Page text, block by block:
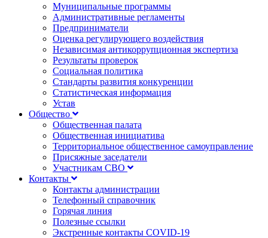
Муниципальные программы
Административные регламенты
Предприниматели
Оценка регулирующего воздействия
Независимая антикоррупционная экспертиза
Результаты проверок
Социальная политика
Стандарты развития конкуренции
Статистическая информация
Устав
Общество
Общественная палата
Общественная инициатива
Территориальное общественное самоуправление
Присяжные заседатели
Участникам СВО
Контакты
Контакты администрации
Телефонный справочник
Горячая линия
Полезные ссылки
Экстренные контакты COVID-19